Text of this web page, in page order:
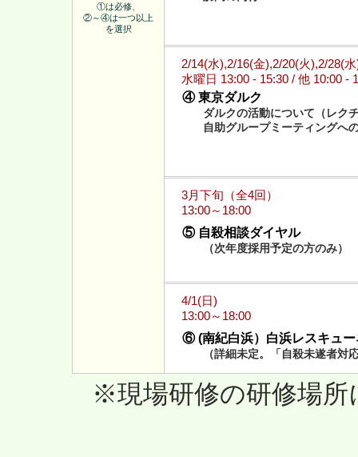
①は必修、
②～④は一つ以上
を選択
2/14(水),2/16(金),2/20(火),2/28(
水曜日 13:00 - 15:30 / 他 10:00 -
④ 東京ダルク
ダルクの活動について（レク
自助グループミーティングへ
3月下旬（全4回）
13:00～18:00
⑤ 自殺相談ダイヤル
（次年度採用予定の方のみ）
4/1(日)
13:00～18:00
⑥ (南紀白浜）白浜レスキュー
（詳細未定。「自殺未遂者対
※現場研修の研修場所